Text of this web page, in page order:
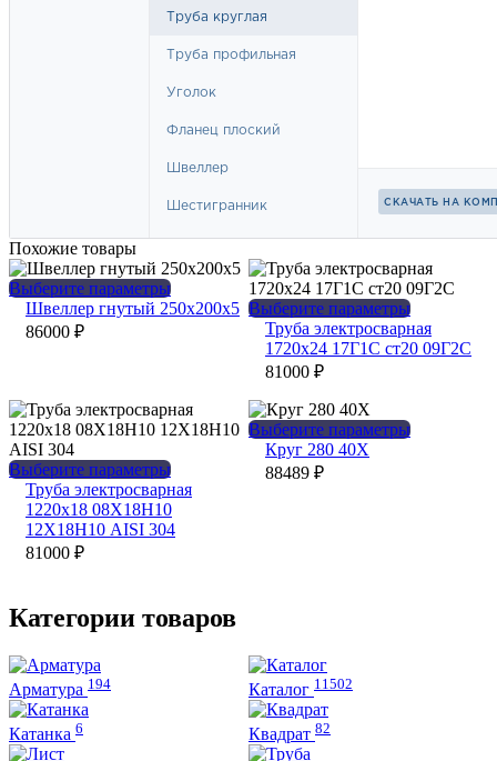
Похожие товары
Выберите параметрыЭтот
товар
можно
выбрать
странице
товара.
Швеллер гнутый 250х200х5
86000 ₽
Выберите параметрыЭтот
товар
имеет
можно
Труба электросварная
1720х24 17Г1С ст20 09Г2С
81000 ₽
Выберите параметрыЭтот
товар
имеет
несколько
на
Труба электросварная
1220х18 08Х18Н10
12Х18Н10 AISI 304
81000 ₽
Выберите параметрыЭтот
Круг 280 40Х
88489 ₽
Категории товаров
Арматура 194 Каталог 11502
Катанка 6 Квадрат 82